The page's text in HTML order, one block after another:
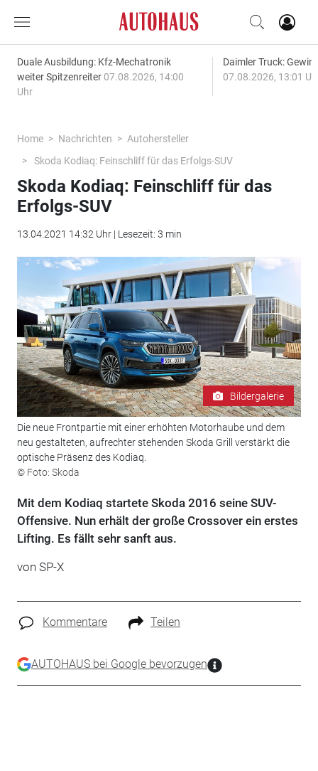
Duale Ausbildung: Kfz-Mechatronik
weiter Spitzenreiter 07.08.2026, 14:00
Uhr
Daimler Truck:
07.08.2026, 13:01
Home Nachrichten
Autohersteller
Skoda Kodiaq: Feinschliff für das Erfolgs-SUV
Skoda Kodiaq: Feinschliff für das
Erfolgs-SUV
13.04.2021 14:32 Uhr | Lesezeit: 3 min
Bildergalerie
Die neue Frontpartie mit einer erhöhten Motorhaube und dem
neu gestalteten, aufrechter stehenden Skoda Grill verstärkt die
optische Präsenz des Kodiaq.
© Foto: Skoda
Mit dem Kodiaq startete Skoda 2016 seine SUV-
Offensive. Nun erhält der große Crossover ein erstes
Lifting. Es fällt sehr sanft aus.
von SP-X
Kommentare Teilen
AUTOHAUS bei Google bevorzugen